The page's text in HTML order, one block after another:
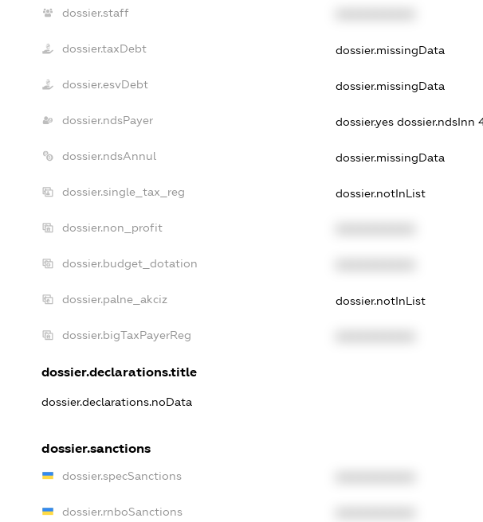
dossier.staff
dossier.taxDebt dossier.missingData
dossier.esvDebt dossier.missingData
dossier.ndsPayer dossier.yesdossier.ndsInn
dossier.ndsAnnul dossier.missingData
dossier.single_tax_reg dossier.notInList
dossier.non_profit
dossier.budget_dotation
dossier.palne_akciz dossier.notInList
dossier.bigTaxPayerReg
dossier.declarations.title
dossier.declarations.noData
dossier.sanctions
dossier.specSanctions
dossier.rnboSanctions